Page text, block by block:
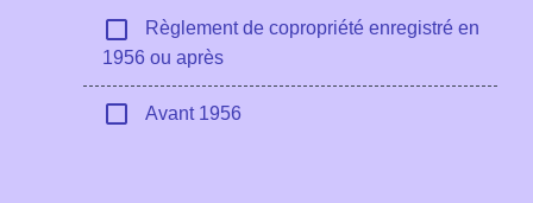
check_box_outline_blank
Règlement de copropriété enregistré en
1956 ou après
check_box_outline_blank Avant 1956